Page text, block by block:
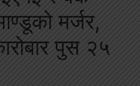
मर्जर,
पुस २५